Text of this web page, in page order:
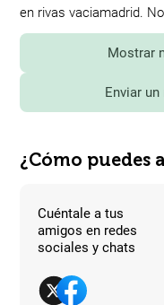
en rivas vaciamadrid.
Mostrar
Enviar
¿Cómo puedes
Cuéntale a tus
amigos en redes
sociales y chats